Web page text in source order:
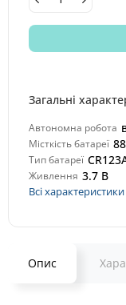
Загальні
Автономна робота
Місткість батареї
Тип батареї
Живлення 3.7 В
Всі характеристики
Опис